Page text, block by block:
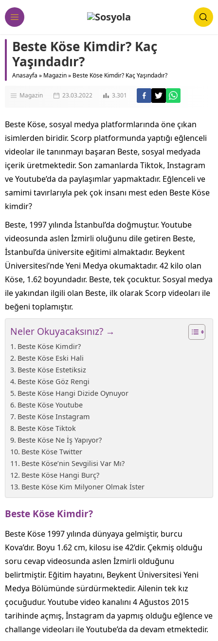
Beste Köse Kimdir? Kaç
Yaşındadır?
Anasayfa » Magazin» Beste Köse Kimdir? Kaç Yaşındadır?
Magazin 23.03.2022 3.301
Beste Köse, sosyal medya platformlarında öne çıkan
isimlerden biridir. Scorp platformunda yaptığı eğlenceli
videolar ile tanınmayı başaran Beste, sosyal medyada
içerik üretmektedir. Son zamanlarda Tiktok, Instagram
ve Youtube’da da paylaşımlar yapmaktadır. Eğlenceli ve
samimi tavırlarıyla pek çok insanı mest eden Beste Köse
kimdir?
Beste, 1997 yılında İstanbul’da doğmuştur. Youtube
videosunda aslen İzmirli oluğunu dile getiren Beste,
İstanbul’da üniversite eğitimi almaktadır. Beykent
Üniversitesi’nde Yeni Medya okumaktadır. 42 kilo olan
Köse, 1.62 boyundadır. Beste, tek çocuktur. Sosyal medya
ile yakından ilgili olan Beste, ilk olarak Scorp videoları ile
beğeni toplamıştır.
Neler Okuyacaksınız? →
Beste Köse Kimdir?
Beste Köse Eski Hali
Beste Köse Estetiksiz
Beste Köse Göz Rengi
Beste Köse Hangi Dizide Oynuyor
Beste Köse Youtube
Beste Köse Instagram
Beste Köse Tiktok
Beste Köse Ne İş Yapıyor?
Beste Köse Twitter
Beste Köse’nin Sevgilisi Var Mı?
Beste Köse Hangi Burç?
Beste Köse Kim Milyoner Olmak İster
Beste Köse Kimdir?
Beste Köse 1997 yılında dünyaya gelmiştir, burcu
Kova’dır. Boyu 1.62 cm, kilosu ise 42’dir. Çekmiş olduğu
soru cevap videosunda aslen İzmirli olduğunu
belirtmiştir. Eğitim hayatını, Beykent Üniversitesi Yeni
Medya Bölümünde sürdürmektedir. Ailenin tek kız
çocuğudur. Youtube video kanalını 4 Ağustos 2015
tarihinde açmış, İnstagram da yapmış olduğu eğlence ve
challange videoları ile Youtube’da da devam etmektedir.